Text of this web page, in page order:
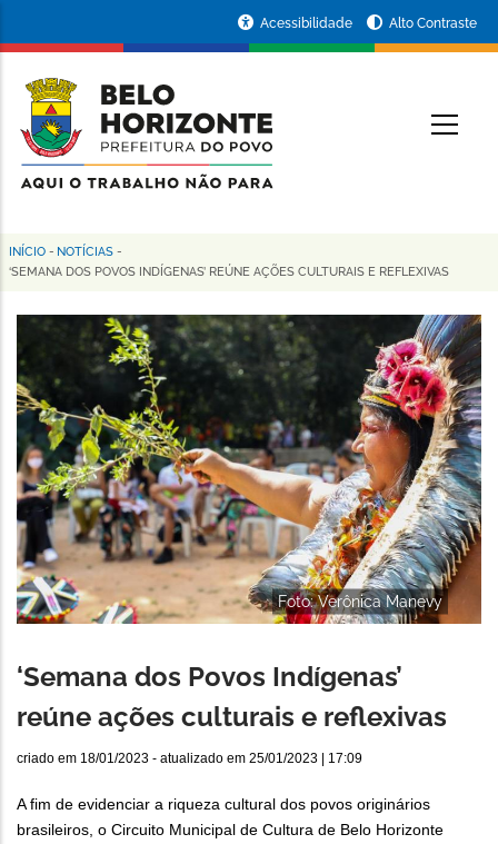
conteúdo
principal
da
Prefeitura
de
Horizonte
Acessibilidade Alto Contraste
Trilha
navegação
INÍCIO - NOTÍCIAS -
‘SEMANA DOS POVOS INDÍGENAS’ REÚNE AÇÕES CULTURAIS E REFLEXIVAS
Foto: Verônica Manevy
‘Semana dos Povos Indígenas’
reúne ações culturais e reflexivas
criado em 18/01/2023 - atualizado em 25/01/2023 | 17:09
A fim de evidenciar a riqueza cultural dos povos originários
brasileiros, o Circuito Municipal de Cultura de Belo Horizonte